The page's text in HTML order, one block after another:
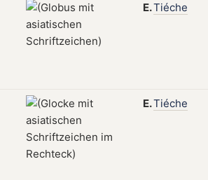
E.Tiéche
E.Tiéche